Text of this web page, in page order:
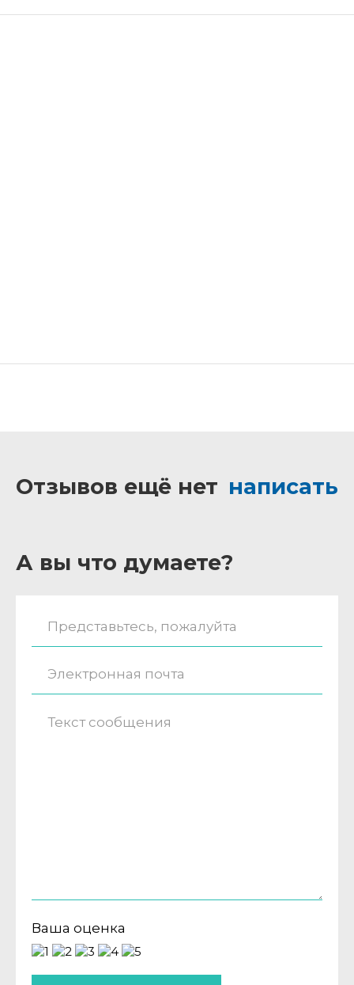
Отзывов ещё нет написать
А вы что думаете?
Ваша оценка